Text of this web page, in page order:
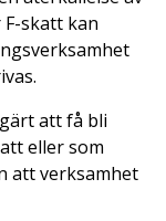
skatt kan
att få bli
eller som
att verksamhet